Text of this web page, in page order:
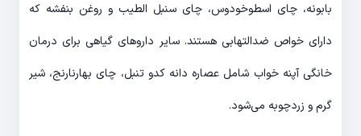
بابونه، چای اسطوخودوس، چای سنبل الطیب و روغن بنفشه که
دارای خواص ضدالتهابی هستند. سایر داروهای گیاهی برای درمان
خانگی آپنه خواب شامل عصاره دانه کدو تنبل، چای بهارنارنج، شیر
گرم و زردچوبه می‌شود.